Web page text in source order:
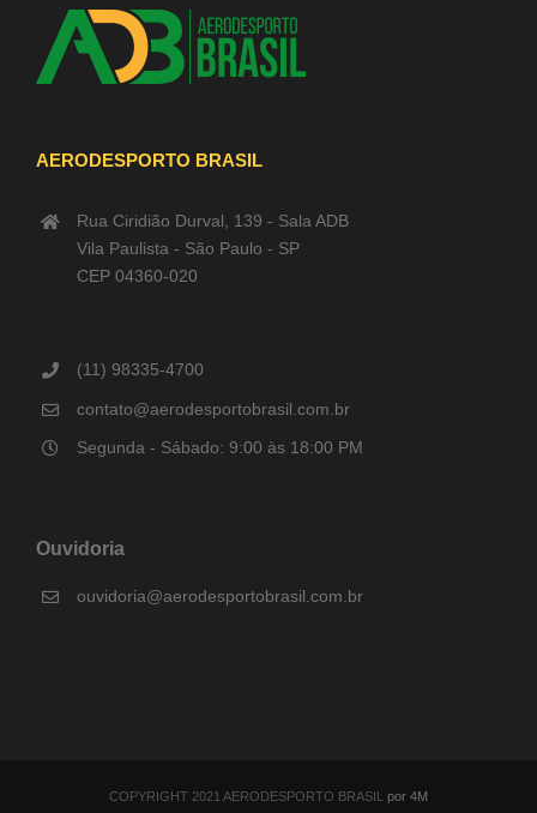
AERODESPORTO BRASIL
Rua Ciridião Durval, 139 - Sala ADB
Vila Paulista - São Paulo - SP
CEP 04360-020
(11) 98335-4700
contato@aerodesportobrasil.com.br
Segunda - Sábado: 9:00 às 18:00 PM
Ouvidoria
ouvidoria@aerodesportobrasil.com.br
COPYRIGHT 2021 AERODESPORTO BRASIL por 4M